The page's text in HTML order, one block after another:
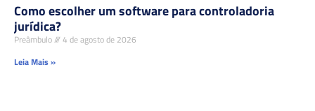
Como escolher um software para controladoria
jurídica?
Preâmbulo
4 de agosto de 2026
Leia Mais »